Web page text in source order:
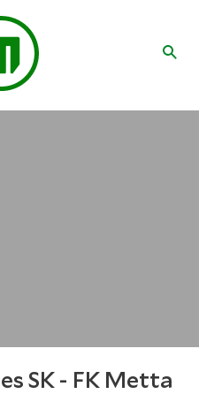
SK - FK Metta